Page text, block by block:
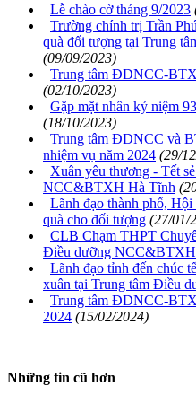
Lễ chào cờ tháng 9/2023
Trường chính trị Trần
quà đối tượng tại Trung
(09/09/2023)
Trung tâm ĐDNCC-
(02/10/2023)
Gặp mặt nhân kỷ niệm
(18/10/2023)
Trung tâm ĐDNCC và
nhiệm vụ năm 2024 (29/
Xuân yêu thương - Tết
NCC&BTXH Hà Tĩnh
Lãnh đạo thành phố,
quà cho đối tượng (27/01/
CLB Chạm THPT
Điều dưỡng NCC&BTXH
Lãnh đạo tỉnh đến chúc
xuân tại Trung tâm Điều
Trung tâm ĐDNCC-
2024 (15/02/2024)
Những tin cũ hơn